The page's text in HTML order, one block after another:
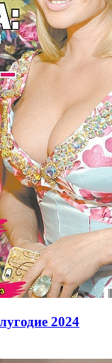
2024